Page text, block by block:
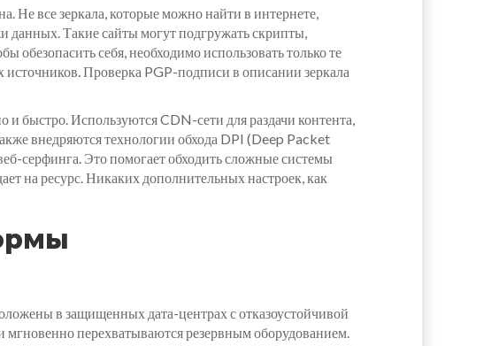
Не все зеркала, которые можно найти в интернете,
данных. Такие сайты могут подгружать скрипты,
себя, необходимо использовать только те
Проверка PGP-подписи в описании зеркала
и быстро. Используются CDN-сети для раздачи контента,
внедряются технологии обхода DPI (Deep Packet
серфинга. Это помогает обходить сложные системы
на ресурс. Никаких дополнительных настроек, как
в защищенных дата-центрах с отказоустойчивой
мгновенно перехватываются резервным оборудованием.